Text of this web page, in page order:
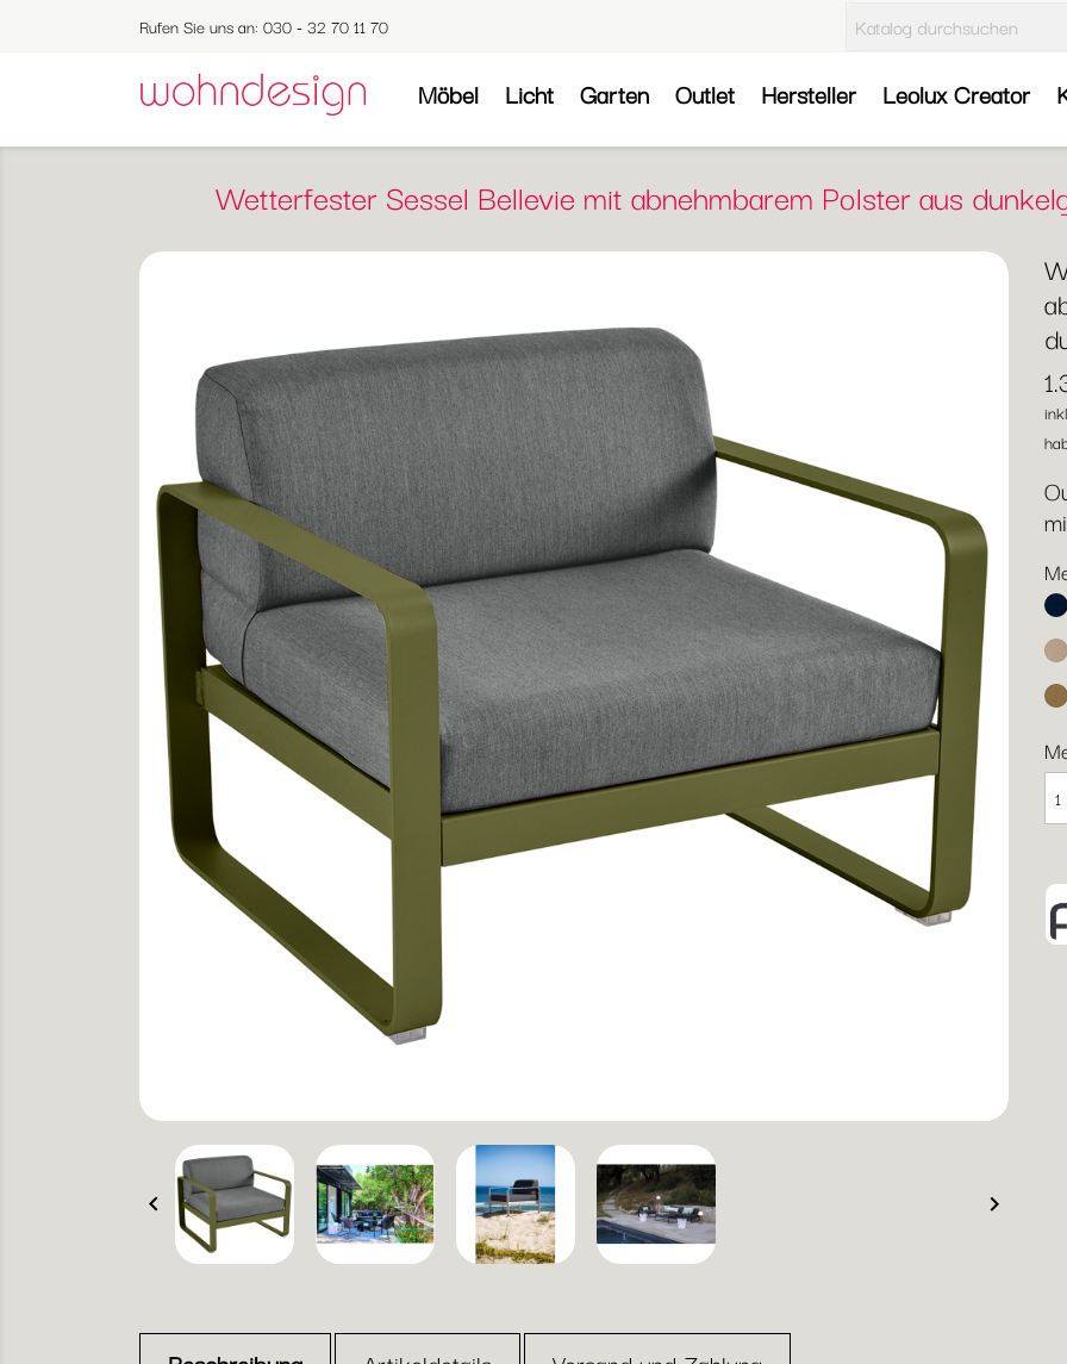
Rufen Sie uns an: 030 - 32 70 11 70
Möbel Licht Garten Outlet Hersteller Leolux Creator
Wetterfester Sessel Bellevie mit abnehmbarem Polster aus
 